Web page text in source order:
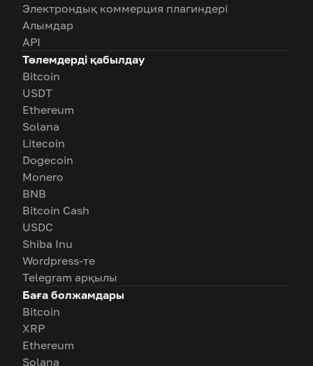
Электрондық коммерция плагиндері
Алымдар
API
Төлемдерді қабылдау
Bitcoin
USDT
Ethereum
Solana
Litecoin
Dogecoin
Monero
BNB
Bitcoin Cash
USDC
Shiba Inu
Wordpress-те
Telegram арқылы
Баға болжамдары
Bitcoin
XRP
Ethereum
Solana